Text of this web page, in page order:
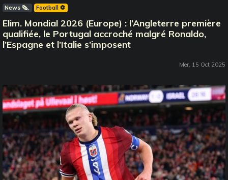
News 🗞️ Football ⚽️
Elim. Mondial 2026 (Europe) : l’Angleterre première
qualifiée, le Portugal accroché malgré Ronaldo,
l’Espagne et l’Italie s’imposent
Mer, 15 Oct 2025